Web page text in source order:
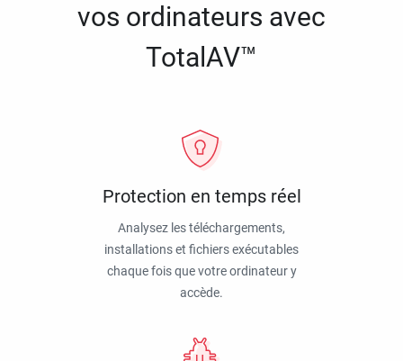
vos ordinateurs avec
TotalAV™
Protection en temps réel
Analysez les téléchargements,
installations et fichiers exécutables
chaque fois que votre ordinateur y
accède.